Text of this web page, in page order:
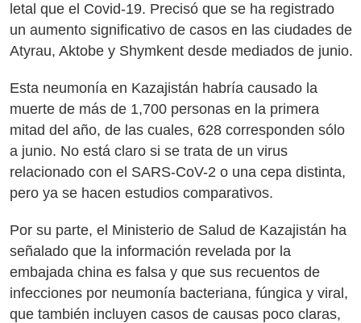
letal que el Covid-19. Precisó que se ha registrado
un aumento significativo de casos en las ciudades de
Atyrau, Aktobe y Shymkent desde mediados de junio.
Esta neumonía en Kazajistán habría causado la
muerte de más de 1,700 personas en la primera
mitad del año, de las cuales, 628 corresponden sólo
a junio. No está claro si se trata de un virus
relacionado con el SARS-CoV-2 o una cepa distinta,
pero ya se hacen estudios comparativos.
Por su parte, el Ministerio de Salud de Kazajistán ha
señalado que la información revelada por la
embajada china es falsa y que sus recuentos de
infecciones por neumonía bacteriana, fúngica y viral,
que también incluyen casos de causas poco claras,